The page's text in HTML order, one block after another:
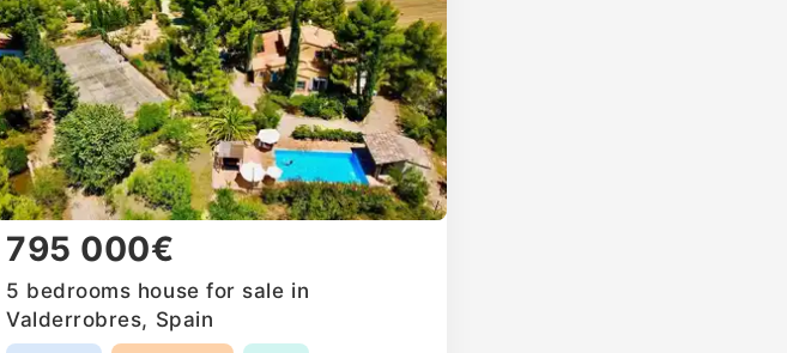
795 000€
5 bedrooms house for sale in
Valderrobres, Spain